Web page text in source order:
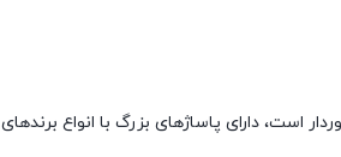
است، دارای پاساژ‌های بزرگ با انواع برندهای